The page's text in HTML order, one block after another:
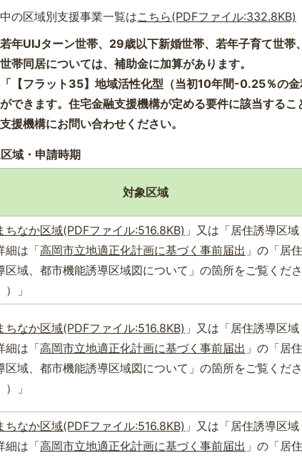
の区域別支援事業一覧はこちら(PDFファイル:332.8KB)
若年UIJターン世帯、29歳以下新婚世帯、若年子育て世帯
帯同居については、補助金に加算があります。
「【フラット35】地域活性化型（当初10年間-0.25％の
できます。住宅金融支援機構が定める要件に該当する
援機構にお問い合わせください。
域・申請時期
対象区域
ちなか区域(PDFファイル:516.8KB) 」又は「居住誘導区域
細は「高岡市立地適正化計画に基づく事前届出 」の「居住
区域、都市機能誘導区域図について」の箇所をご覧くださ
）」
ちなか区域(PDFファイル:516.8KB) 」又は「居住誘導区域
細は「高岡市立地適正化計画に基づく事前届出 」の「居住
区域、都市機能誘導区域図について」の箇所をご覧くださ
）」
ちなか区域(PDFファイル:516.8KB) 」又は「居住誘導区域
細は「高岡市立地適正化計画に基づく事前届出 」の「居住